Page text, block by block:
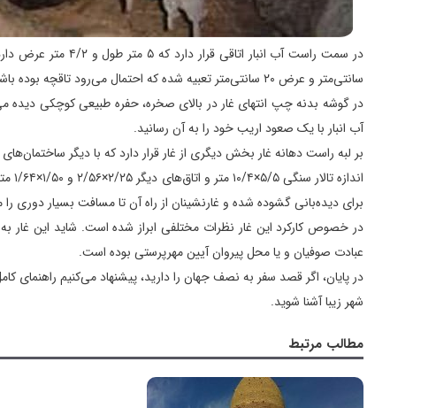
سانتی‌متر و عرض ۲۰ سانتی‌متر تعبیه شده که احتمال می‌رود تاقچه بوده باشد.
در گوشه بدنه چپ انتهای غار در بالای صخره، حفره طبیعی کوچکی دیده
آب انبار با یک صعود اریب خود را به آن رسانید.
بر لبه راست دهانه غار بخش دیگری از غار قرار دارد که با دیگر
برای دیده‌بانی گشوده شده و غارنشینان از راه آن تا مسافت بسیار دوری را
در خصوص کارکرد این غار نظرات مختلفی ابراز شده است. شاید این غار
عبادت صوفیان و یا محل پیروان آیین مهرپرستی بوده است.
در پایان، اگر قصد سفر به نصف جهان را دارید، پیشنهاد می‌کنیم راهنمای
شهر زیبا آشنا شوید.
مطالب مرتبط